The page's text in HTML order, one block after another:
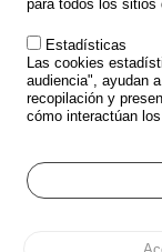
CONVOCATORIA DE
POLÍTICA DE
Outils
EVENTOS
GLOSARIO
Cookie settings
para todos los sitios
Estadísticas
Las cookies
audiencia", ayudan
recopilación y
cómo interactúan